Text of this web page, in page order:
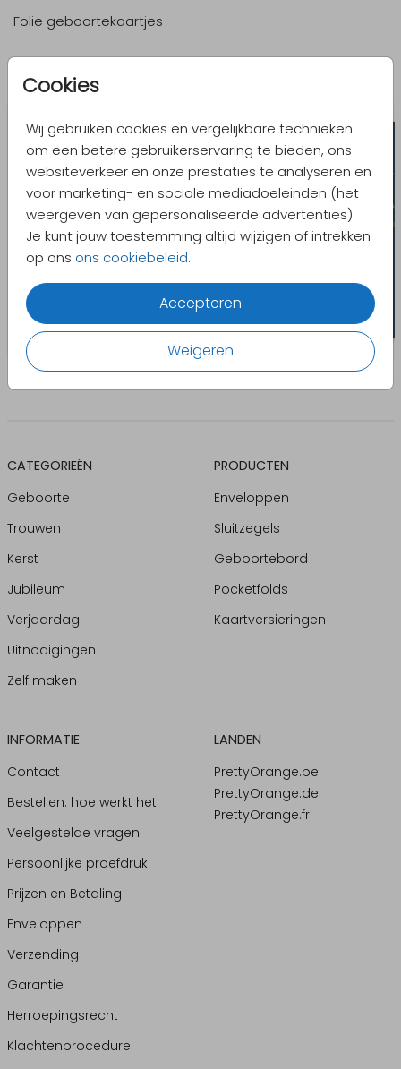
Cookies
Wij gebruiken cookies en vergelijkbare technieken
om een betere gebruikerservaring te bieden, ons
websiteverkeer en onze prestaties te analyseren en
voor marketing- en sociale mediadoeleinden (het
weergeven van gepersonaliseerde advertenties).
Je kunt jouw toestemming altijd wijzigen of intrekken
op ons ons cookiebeleid.
Accepteren
Weigeren
Folie geboortekaartjes
Meer in dezelfde stijl
CATEGORIEËN
Geboorte
Trouwen
Kerst
Jubileum
Verjaardag
Uitnodigingen
Zelf maken
PRODUCTEN
Enveloppen
Sluitzegels
Geboortebord
Pocketfolds
Kaartversieringen
INFORMATIE
Contact
Bestellen: hoe werkt het
Veelgestelde vragen
Persoonlijke proefdruk
Prijzen en Betaling
Enveloppen
Verzending
Garantie
Herroepingsrecht
Klachtenprocedure
LANDEN
PrettyOrange.be
PrettyOrange.de
PrettyOrange.fr